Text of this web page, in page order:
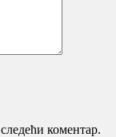
коментар.